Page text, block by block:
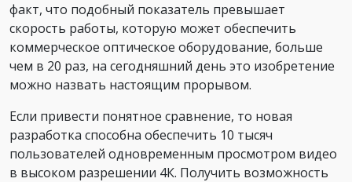
факт, что подобный показатель превышает
скорость работы, которую может обеспечить
коммерческое оптическое оборудование, больше
чем в 20 раз, на сегодняшний день это изобретение
можно назвать настоящим прорывом.
Если привести понятное сравнение, то новая
разработка способна обеспечить 10 тысяч
пользователей одновременным просмотром видео
в высоком разрешении 4К. Получить возможность